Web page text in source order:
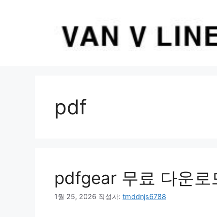
pdf
pdfgear 무료 다운로
1월 25, 2026 작성자: tmddnjs6788